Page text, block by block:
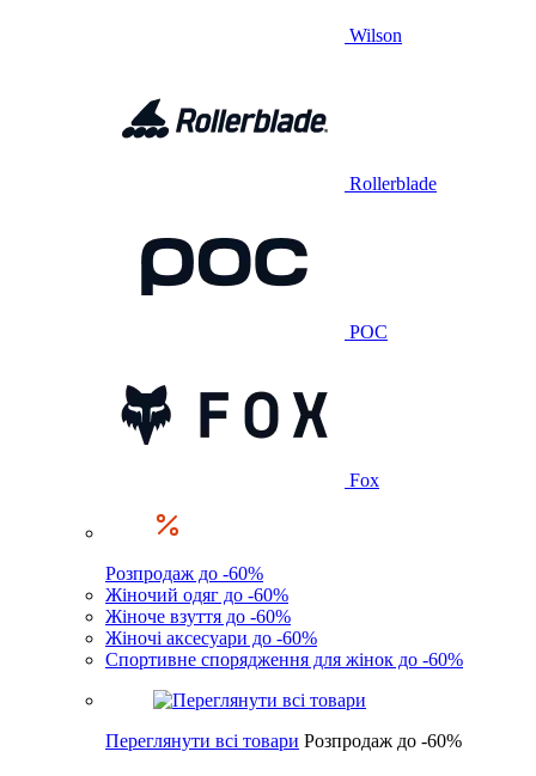
Wilson
Rollerblade
POC
Fox
Розпродаж до -60%
Жіночий одяг до -60%
Жіноче взуття до -60%
Жіночі аксесуари до -60%
Спортивне спорядження для жінок до -60%
Переглянути всі товари Розпродаж до -60%